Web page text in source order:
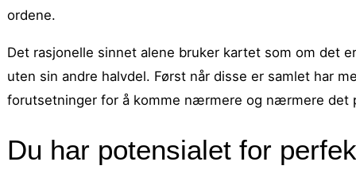
ordene.
Det rasjonelle sinnet alene bruker kartet som om det
uten sin andre halvdel. Først når disse er samlet har
forutsetninger for å komme nærmere og nærmere det
Du har potensialet for